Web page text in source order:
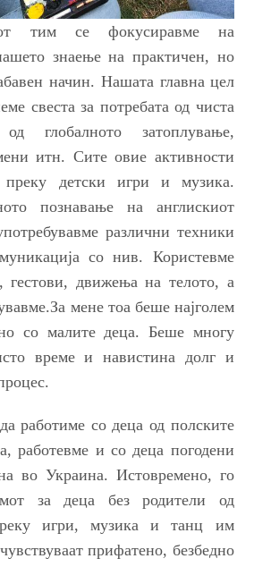
тим се фокусиравме на
тознаење на практичен, но
начин. Нашата главна цел
свеста за потребата од чиста
глобалното затоплување,
итн. Сите овие активности
преку детски игри и музика.
познавање на англискиот
различни техники
со нив. Користевме
гестови, движења на телото, а
мене тоа беше најголем
со малите деца. Беше многу
време и навистина долг и
работиме со деца од полските
работевме и со деца погодени
во Украина. Истовремено, го
за деца без родители од
игри, музика и танц им
прифатено, безбедно